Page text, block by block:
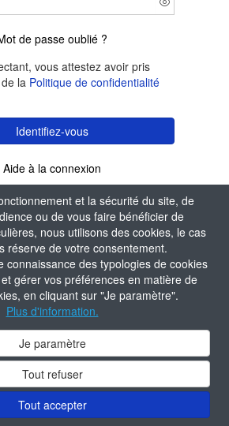
et la sécurité du site, de
ou de vous faire bénéficier de
nous utilisons des cookies, le cas
réserve de votre consentement.
connaissance des typologies de cookies
gérer vos préférences en matière de
en cliquant sur "Je paramètre".
Plus d'information.
Je paramètre
Tout refuser
Tout accepter
de passe oublié ?
vous attestez avoir pris
la Politique de confidentialité
Identifiez-vous
Aide à la connexion